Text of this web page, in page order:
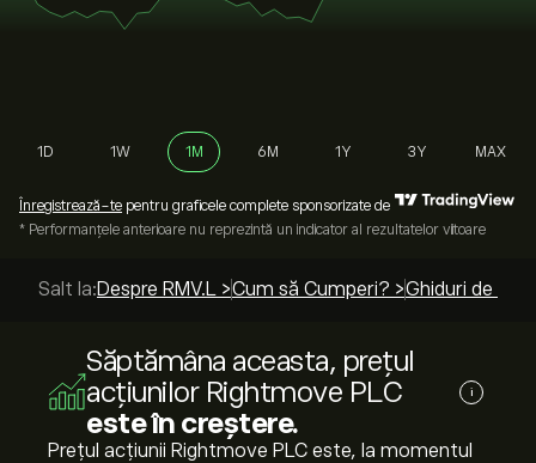
1D 1W 1M 6M 1Y 3Y MAX
Înregistrează-te pentru graficele complete sponsorizate de
* Performanțele anterioare nu reprezintă un indicator al rezultatelor viitoare
Salt la:Despre RMV.L >Cum să Cumperi? >Ghiduri de top
Săptămâna aceasta, prețul
acțiunilor Rightmove PLC
este în creștere.
i
Prețul acțiunii Rightmove PLC este, la momentul